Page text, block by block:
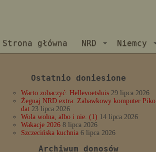
Strona główna NRD Niemcy
Ostatnio doniesione
Warto zobaczyć: Hellevoetsluis 29 lipca 2026
Żegnaj NRD extra: Zabawkowy komputer Piko
dat 23 lipca 2026
Wola wolna, albo i nie. (1) 14 lipca 2026
Wakacje 2026 8 lipca 2026
Szczecińska kuchnia 6 lipca 2026
Archiwum donosów